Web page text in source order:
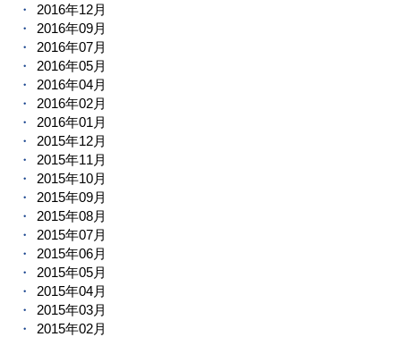
2016年12月
2016年09月
2016年07月
2016年05月
2016年04月
2016年02月
2016年01月
2015年12月
2015年11月
2015年10月
2015年09月
2015年08月
2015年07月
2015年06月
2015年05月
2015年04月
2015年03月
2015年02月